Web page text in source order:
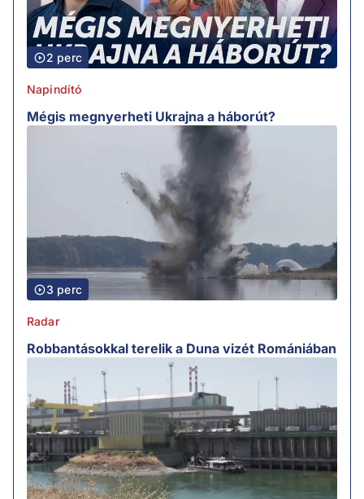
2 perc
Napindító
Mégis megnyerheti Ukrajna a háborút?
3 perc
Radar
Robbantásokkal terelik a Duna vizét Romániában